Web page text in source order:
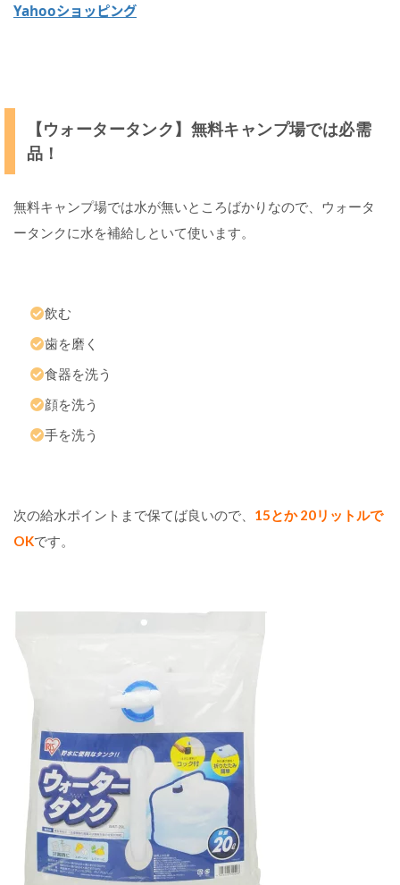
Yahooショッピング
【ウォータータンク】無料キャンプ場では必需
品！
無料キャンプ場では水が無いところばかりなので、ウォータ
ータンクに水を補給しといて使います。
飲む
歯を磨く
食器を洗う
顔を洗う
手を洗う
次の給水ポイントまで保てば良いので、 15とか 20リットルで
OKです。